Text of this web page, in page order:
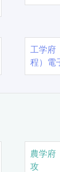
工学
程）電
農学
攻